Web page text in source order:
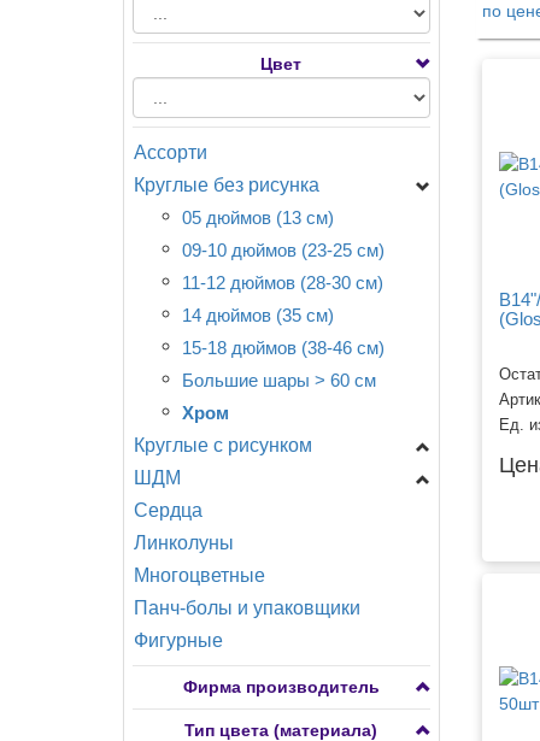
Цвет
Ассорти
Круглые без рисунка
05 дюймов (13 см)
09-10 дюймов (23-25 см)
11-12 дюймов (28-30 см)
14 дюймов (35 см)
15-18 дюймов (38-46 см)
Большие шары > 60 см
Хром
Круглые с рисунком
Орбиталь -Турция
С рисунком разное
Шарики с рис. Россия
Everts - Малайзия
Belbal - Бельгия
БиКей - Тайланд
Gemar - Италия
ШДМ
ШДМ Aссорти и С
Рисунком, 160-660
ШДМ M - Латекс
Другие производители,
160-660
ШДМ S - Семпертекс
(Колумбия), 160-660
Сердца
Линколуны
Многоцветные
Панч-болы и упаковщики
Фигурные
Фирма производитель
Тип цвета (материала)
по
Ед.